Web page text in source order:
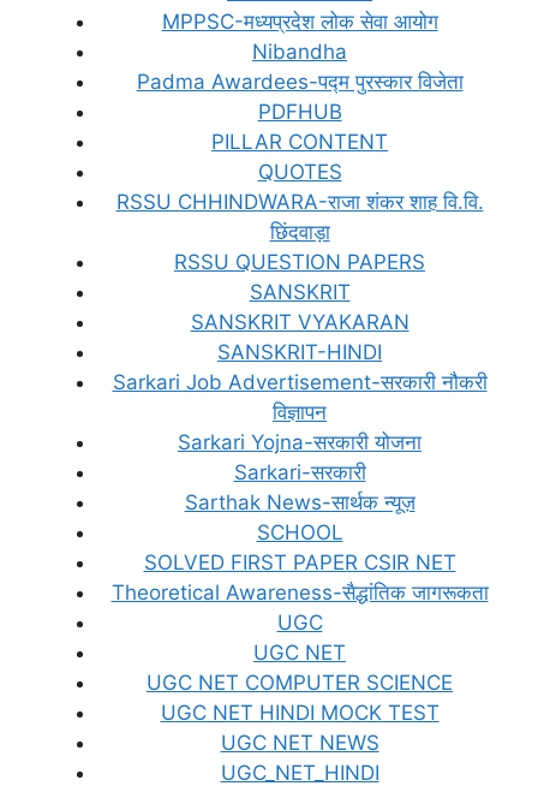
MPPSC-मध्यप्रदेश लोक सेवा आयोग
Nibandha
Padma Awardees-पद्म पुरस्कार विजेता
PDFHUB
PILLAR CONTENT
QUOTES
RSSU CHHINDWARA-राजा शंकर शाह वि.वि.
छिंदवाड़ा
RSSU QUESTION PAPERS
SANSKRIT
SANSKRIT VYAKARAN
SANSKRIT-HINDI
Sarkari Job Advertisement-सरकारी नौकरी
विज्ञापन
Sarkari Yojna-सरकारी योजना
Sarkari-सरकारी
Sarthak News-सार्थक न्यूज़
SCHOOL
SOLVED FIRST PAPER CSIR NET
Theoretical Awareness-सैद्धांतिक जागरूकता
UGC
UGC NET
UGC NET COMPUTER SCIENCE
UGC NET HINDI MOCK TEST
UGC NET NEWS
UGC_NET_HINDI